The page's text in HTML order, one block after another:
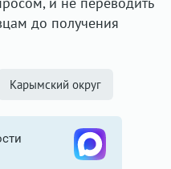
до получения
Карымский округ